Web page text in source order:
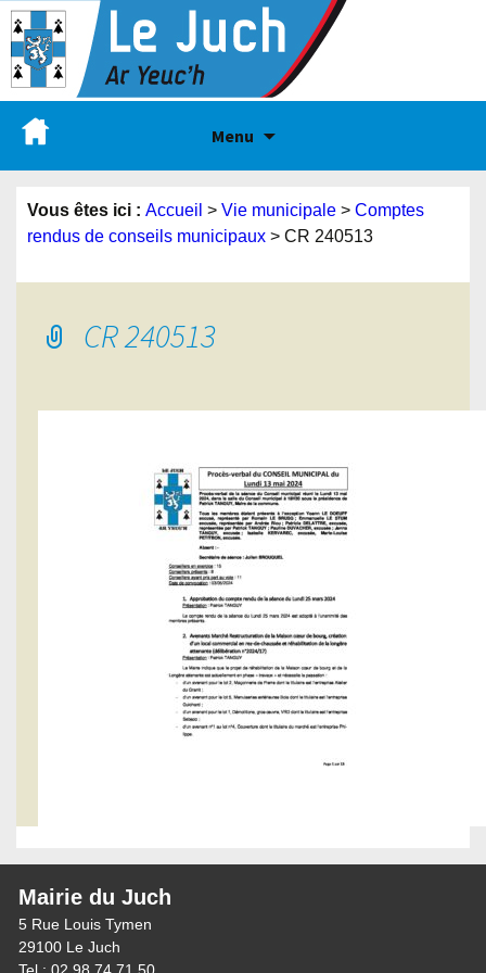
Menu
Vous êtes ici : Accueil > Vie municipale > Comptes
rendus de conseils municipaux > CR 240513
CR 240513
Mairie du Juch
5 Rue Louis Tymen
29100 Le Juch